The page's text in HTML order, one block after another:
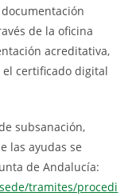
de la oficina
acreditativa,
certificado digital
subsanación,
las ayudas se
de Andalucía:
tramites/procedi